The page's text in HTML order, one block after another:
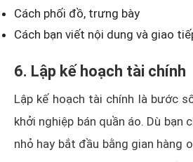
Cách phối đồ, trưng bày
Cách bạn viết nội dung và giao
6. Lập kế hoạch tài chính
Lập kế hoạch tài chính là bước
khởi nghiệp bán quần áo. Dù bạn
nhỏ hay bắt đầu bằng gian hàng